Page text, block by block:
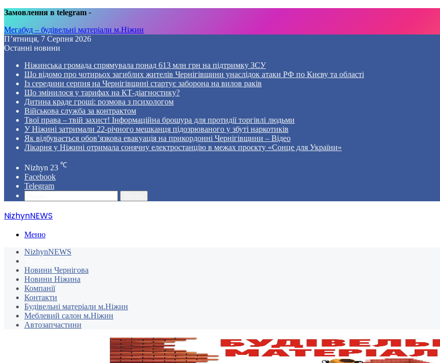
Замовлення в telegram -
Мегабуд – будівельні матеріали м.Ніжин
П’ятниця, 7 Серпня 2026
Останні новини
Ніжинська громада спрямувала понад 613 млн грн на підтримку ЗСУ
Що відомо про чотирьох загиблих жителів Чернігівщини унаслідок атаки РФ по Києву та області
Із середини серпня на Чернігівщині стартує заборона на вилов раків
Що змінилося у тарифах на КТ-діагностику?
Дитина краде гроші: розмова з психологом
Військова служба за контрактом
Твої права – твій захист! Інформаційна брошура для протидії торгівлі людьми
У Ніжині затримали 22-річного мешканця підозрюваного у збуті наркотиків
Як відбувається обов’язкова евакуація на прикордонні Чернігівщини – Відео
Лікарня у Ніжині отримала сонячну електростанцію в межах проєкту «Сонце для України»
Nizhyn 23 ℃
Facebook
Telegram
NizhynNEWS
Меню
NizhynNEWS
Новини Чернігова
Новини Ніжина
Компанії
Контакти
Будівельні матеріали м.Ніжин
Меблевий салон м.Ніжин
Автозапчастини